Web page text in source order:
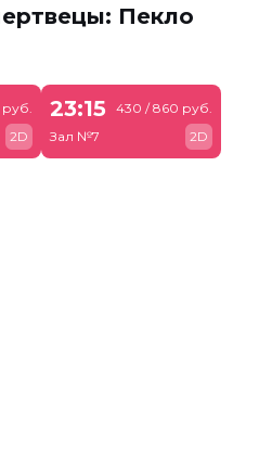
Пекло
2D
23:15
Зал №7
430 / 860 руб.
2D